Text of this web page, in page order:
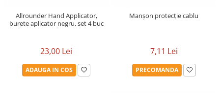
Allrounder Hand Applicator,
burete aplicator negru, set 4 buc
23,00 Lei
ADAUGA IN COS
Manșon protecție cablu
7,11 Lei
PRECOMANDA